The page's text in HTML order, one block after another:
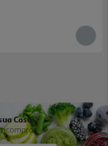
Casa
comprar